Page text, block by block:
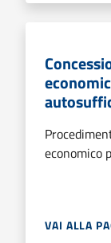
economico
VAI ALLA